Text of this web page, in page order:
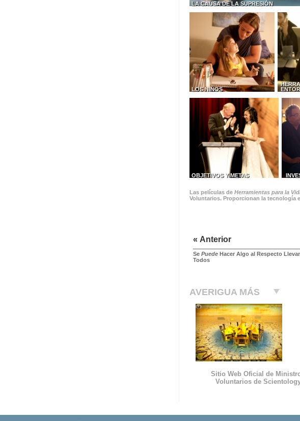
LA CAUSA DE LA SUPRESIÓN
LOS NIÑOS
OBJETIVOS Y METAS
Las películas de Herramientas para la
Voluntarios. Proporcionan la tecnología
« Anterior
Se Puede Hacer Algo al Respecto
Todos
AVERIGUA MÁS
Sitio Web Oficial de
Voluntarios de